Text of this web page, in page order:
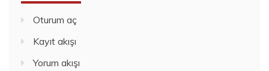
Oturum aç
Kayıt akışı
Yorum akışı